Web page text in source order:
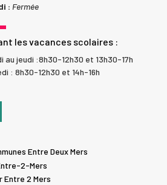
: Fermée
les vacances scolaires :
au jeudi :8h30-12h30 et 13h30-17h
: 8h30-12h30 et 14h-16h
Entre Deux Mers
2-Mers
Entre 2 Mers